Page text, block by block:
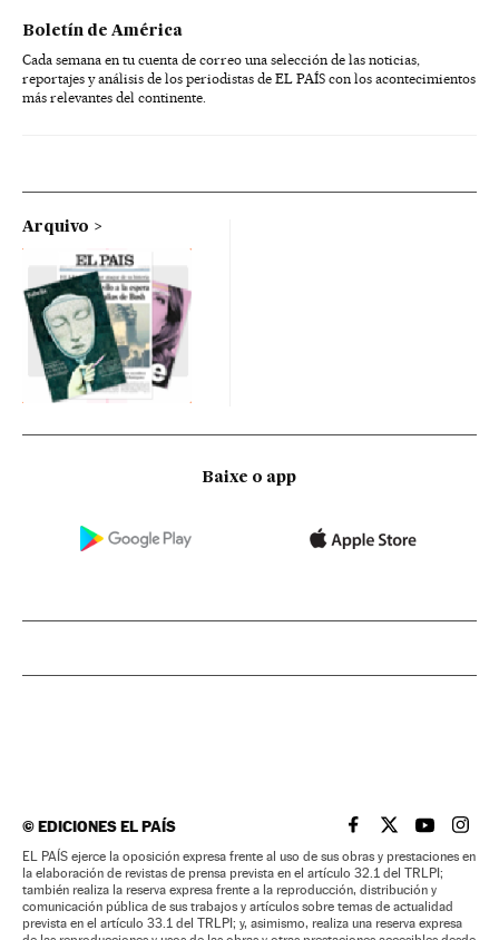
Boletín de América
Cada semana en tu cuenta de correo una selección de las noticias,
reportajes y análisis de los periodistas de EL PAÍS con los acontecimientos
más relevantes del continente.
Arquivo
Baixe o app
©EDICIONES EL PAÍS EL PAÍS BRASIL EN
EL PAÍSEL PAÍS
EL
EL PAÍS ejerce la oposición expresa frente al uso de sus obras y prestaciones en
la elaboración de revistas de prensa prevista en el artículo 32.1 del TRLPI;
también realiza la reserva expresa frente a la reproducción, distribución y
comunicación pública de sus trabajos y artículos sobre temas de actualidad
prevista en el artículo 33.1 del TRLPI; y, asimismo, realiza una reserva expresa